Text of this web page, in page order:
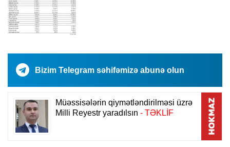
Bizim Telegram səhifəmizə abunə olun